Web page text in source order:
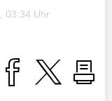
03:34 Uhr